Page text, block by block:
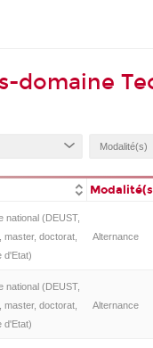
domaine
national (DEUST,
master, doctorat,
d'Etat)
Alternance
national (DEUST,
master, doctorat,
d'Etat)
Alternance